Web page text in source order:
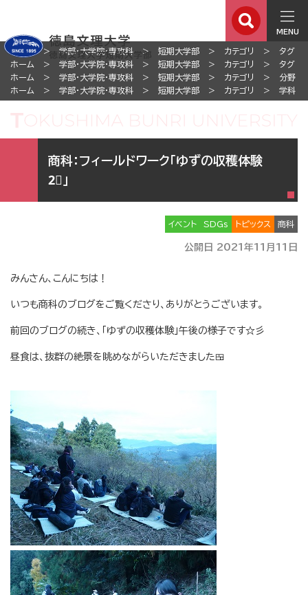
MENU
ホーム 学部・大学院・専攻科 短期大学部 カテゴリ
タグ
ホーム
学部・大学院・専攻科 短期大学部 カテゴリ
タグ
ホーム
学部・大学院・専攻科 短期大学部 カテゴリ
分野
ホーム
学部・大学院・専攻科 短期大学部 カテゴリ 学科
商科：フィールドワーク「ゆずの収穫体験
2⃣」
イベント SDGs トピックス 商科
公開日 2021年11月11日
みんさん、こんにちは！
いつも商科のブログをご覧くださり、ありがとうございます。
前回のブログの続き、「ゆずの収穫体験」午後の様子です☆彡
昼食は、抜群の絶景を眺めながらいただきました🍱